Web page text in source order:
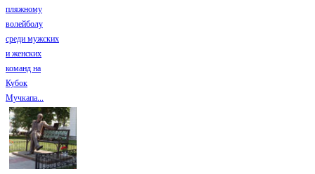
пляжному
волейболу
среди мужских
и женских
команд на
Кубок
Мучкапа...